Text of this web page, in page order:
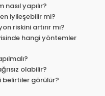
yapılır?
iyileşebilir mi?
riskini artırır mı?
hangi yöntemler
olabilir?
belirtiler görülür?